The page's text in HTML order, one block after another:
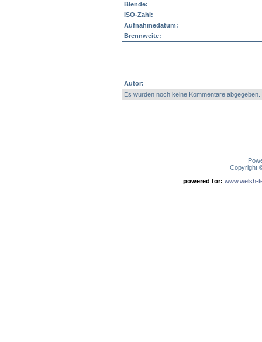
Blende:
ISO-Zahl:
Aufnahmedatum:
Brennweite:
Autor:
Es wurden noch keine Kommentare abgegeben.
Copyright
powered for: www.welsh-